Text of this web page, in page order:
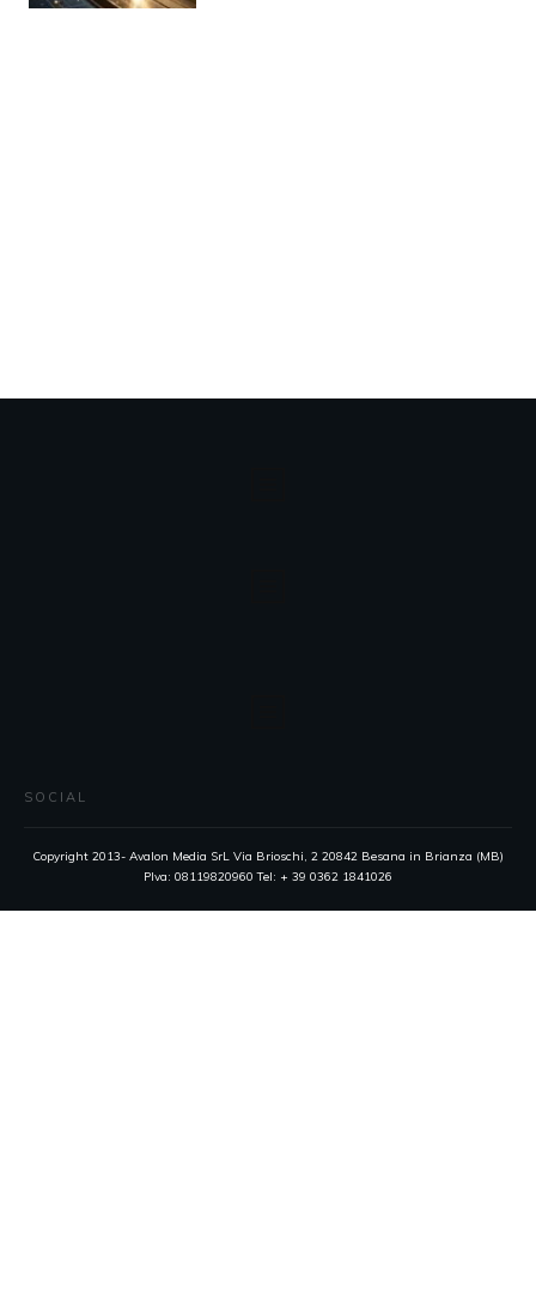
SOCIAL
Copyright 2013- Avalon Media SrL Via Brioschi, 2 20842 Besana in Brianza (MB)
PIva: 08119820960 Tel: + 39 0362 1841026